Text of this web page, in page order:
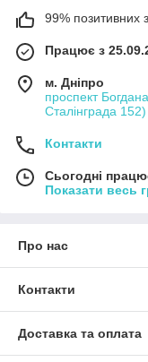
99% позитивних з
Працює з
м. Дніпро
проспект
Сталінграда
Контакти
Сьогодні
Показати весь
Про нас
Контакти
Доставка та оплата